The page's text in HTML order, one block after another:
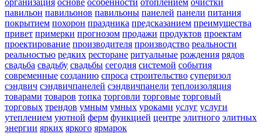
организация основе особенности отоплением очистки
павильон павильонов павильоны панелей панели питания
покрытием похорон праздника предсказанием преимущества
привет примерки прогнозом продажи продуктов проектам
проектирование производителя производство реальности
реальностью редких ресторане ритуальные рождения рядов
свадьба свадьбу свадьбы сегодня системой события
современные созданию спроса строительство суперизол
сэндвич сэндвичпанелей сэндвичпанели теплоизоляция
товарами товаров топка торговли торговые торговый
торговых трендов умным умных уроками услуг услуги
утеплением уютной ферм функцией центре элитного элитных
энергии ярких яркого ярмарок